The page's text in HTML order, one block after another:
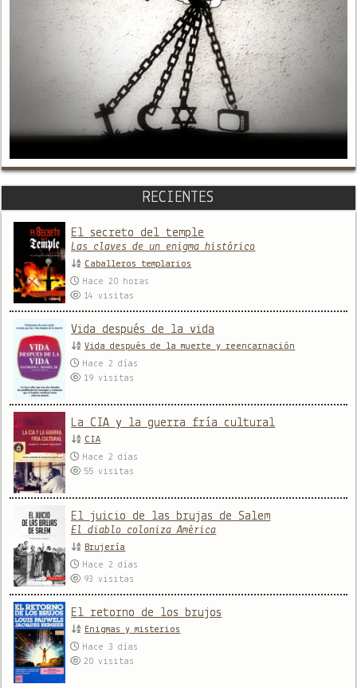
RECIENTES
El secreto del temple
Las claves de un enigma histórico
Caballeros templarios
Hace 20 horas
14visitas
Vida después de la vida
Vida después de la muerte y reencarnación
Hace 2 días
19visitas
La CIA y la guerra fría cultural
CIA
Hace 2 días
55visitas
El juicio de las brujas de Salem
El diablo coloniza América
Brujería
Hace 2 días
93visitas
El retorno de los brujos
Enigmas y misterios
Hace 3 días
20visitas